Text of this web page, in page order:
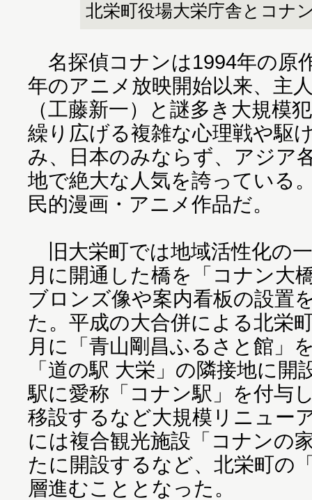
北栄町役場大栄庁舎とコナ
名探偵コナンは1994年の原
年のアニメ放映開始以来、主
（工藤新一）と謎多き大規模
繰り広げる複雑な心理戦や駆
み、日本のみならず、アジア
地で絶大な人気を誇っている
民的漫画・アニメ作品だ。
旧大栄町では地域活性化の
月に開通した橋を「コナン大
ブロンズ像や案内看板の設置
た。平成の大合併による北栄
月に「青山剛昌ふるさと館」
「道の駅 大栄」の隣接地に
駅に愛称「コナン駅」を付与
移設するなど大規模リニュー
には複合観光施設「コナンの
たに開設するなど、北栄町の
層進むこととなった。